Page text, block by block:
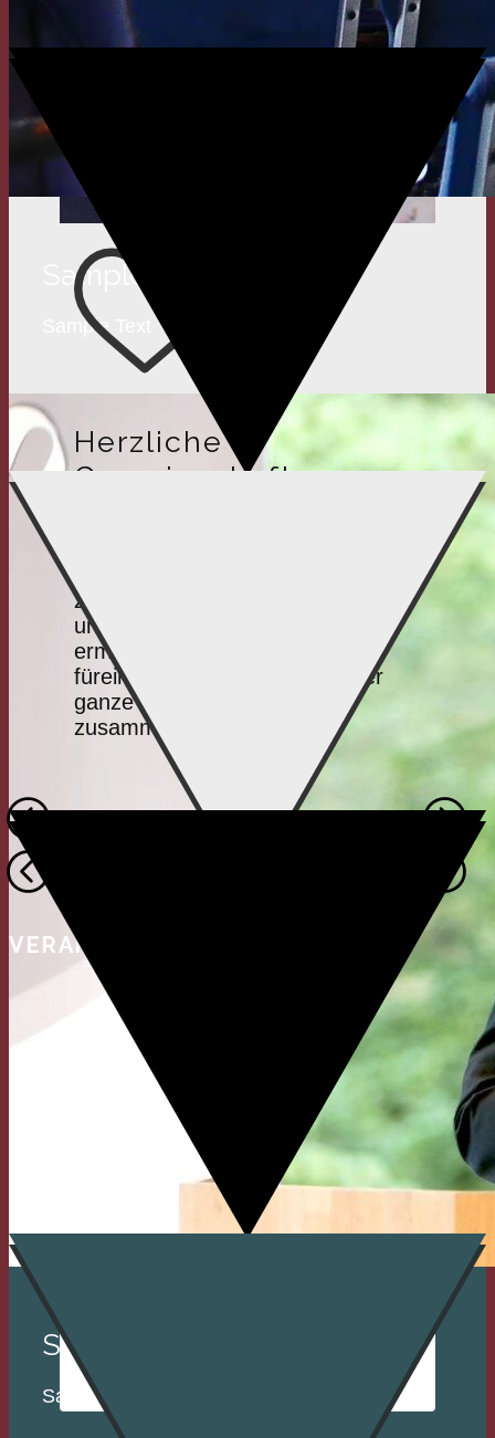
Sample Title
Sample Text
Sample Title
Sample Text
Herzliche
Gemeinschaft
zu lieben, zu helfen, zu
unterstützen, zu ermahnen, zu
ermutigen, zu stärken und
füreinander zu beten, damit der
ganze Leib Christi einheitlich
zusammen wachsen kann.
VERANSTALTUNGEN